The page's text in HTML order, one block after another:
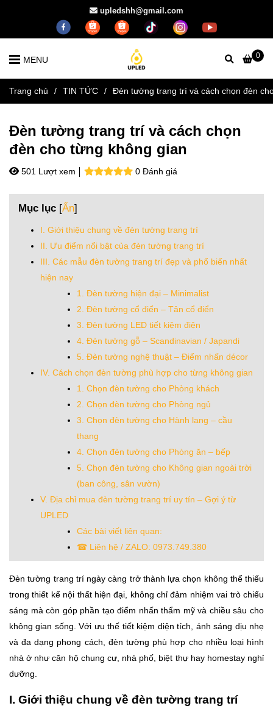
upledshh@gmail.com
0
MENU
Trang chủ / TIN TỨC / Đèn tường trang trí và cách chọn đèn
Đèn tường trang trí và cách chọn
đèn cho từng không gian
501 Lượt xem 0 Đánh giá
Mục lục [Ẩn]
I. Giới thiệu chung về đèn tường trang trí
II. Ưu điểm nổi bật của đèn tường trang trí
III. Các mẫu đèn tường trang trí đẹp và phổ biến nhất
hiện nay
1. Đèn tường hiện đại – Minimalist
2. Đèn tường cổ điển – Tân cổ điển
3. Đèn tường LED tiết kiệm điện
4. Đèn tường gỗ – Scandinavian / Japandi
5. Đèn tường nghệ thuật – Điểm nhấn décor
IV. Cách chọn đèn tường phù hợp cho từng không gian
1. Chọn đèn tường cho Phòng khách
2. Chọn đèn tường cho Phòng ngủ
3. Chọn đèn tường cho Hành lang – cầu
thang
4. Chọn đèn tường cho Phòng ăn – bếp
5. Chọn đèn tường cho Không gian ngoài trời
(ban công, sân vườn)
V. Địa chỉ mua đèn tường trang trí uy tín – Gợi ý từ
UPLED
Các bài viết liên quan:
☎ Liên hệ / ZALO: 0973.749.380
Đèn tường trang trí ngày càng trở thành lựa chọn không thể thiếu
trong thiết kế nội thất hiện đại, không chỉ đảm nhiệm vai trò chiếu
sáng mà còn góp phần tạo điểm nhấn thẩm mỹ và chiều sâu cho
không gian sống. Với ưu thế tiết kiệm diện tích, ánh sáng dịu nhẹ
và đa dạng phong cách, đèn tường phù hợp cho nhiều loại hình
nhà ở như căn hộ chung cư, nhà phố, biệt thự hay homestay nghỉ
dưỡng.
I. Giới thiệu chung về đèn tường trang trí